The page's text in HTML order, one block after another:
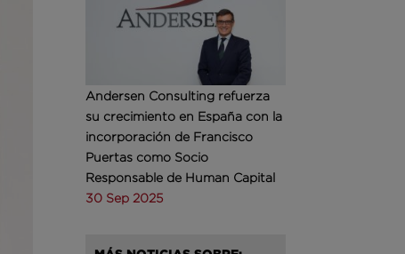
Andersen Consulting refuerza
su crecimiento en España con la
incorporación de Francisco
Puertas como Socio
Responsable de Human Capital
30 Sep 2025